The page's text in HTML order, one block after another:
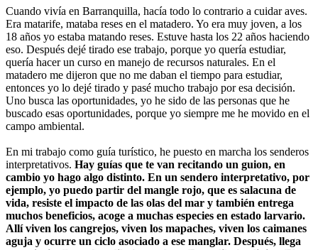
Cuando vivía en Barranquilla, hacía todo lo contrario a cuidar aves.
Era matarife, mataba reses en el matadero. Yo era muy joven, a los
18 años yo estaba matando reses. Estuve hasta los 22 años haciendo
eso. Después dejé tirado ese trabajo, porque yo quería estudiar,
quería hacer un curso en manejo de recursos naturales. En el
matadero me dijeron que no me daban el tiempo para estudiar,
entonces yo lo dejé tirado y pasé mucho trabajo por esa decisión.
Uno busca las oportunidades, yo he sido de las personas que he
buscado esas oportunidades, porque yo siempre me he movido en el
campo ambiental.
En mi trabajo como guía turístico, he puesto en marcha los senderos
interpretativos. Hay guías que te van recitando un guion, en
cambio yo hago algo distinto. En un sendero interpretativo, por
ejemplo, yo puedo partir del mangle rojo, que es salacuna de
vida, resiste el impacto de las olas del mar y también entrega
muchos beneficios, acoge a muchas especies en estado larvario.
Allí viven los cangrejos, viven los mapaches, viven los caimanes
aguja y ocurre un ciclo asociado a ese manglar. Después, llega